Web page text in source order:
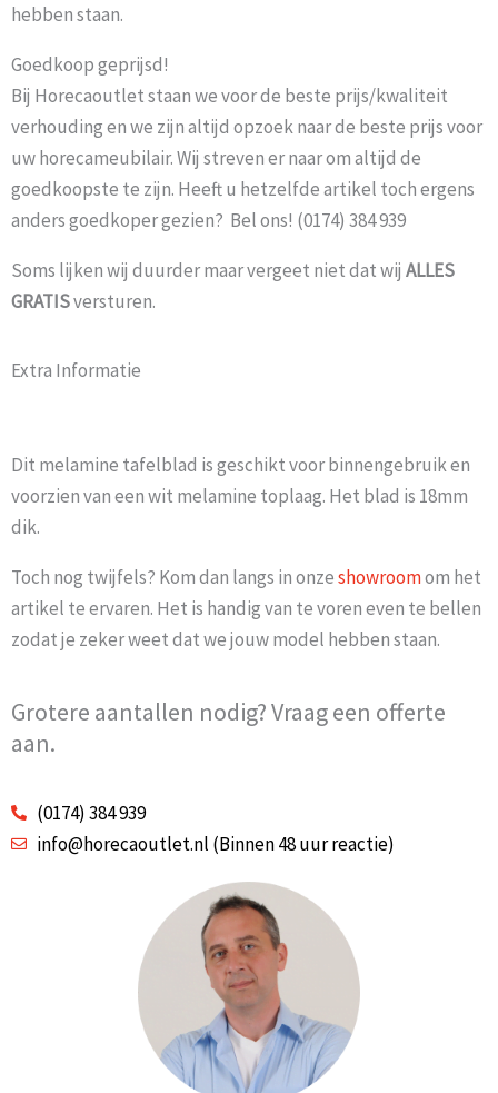
hebben staan.
Goedkoop geprijsd!
Bij Horecaoutlet staan we voor de beste prijs/kwaliteit
verhouding en we zijn altijd opzoek naar de beste prijs voor
uw horecameubilair. Wij streven er naar om altijd de
goedkoopste te zijn. Heeft u hetzelfde artikel toch ergens
anders goedkoper gezien? Bel ons! (0174) 384 939
Soms lijken wij duurder maar vergeet niet dat wij ALLES
GRATISversturen.
Extra Informatie
Dit melamine tafelblad is geschikt voor binnengebruik en
voorzien van een wit melamine toplaag. Het blad is 18mm
dik.
Toch nog twijfels? Kom dan langs in onzeshowroomom het
artikel te ervaren. Het is handig van te voren even te bellen
zodat je zeker weet dat we jouw model hebben staan.
Grotere aantallen nodig? Vraag een offerte
aan.
(0174) 384 939
info@horecaoutlet.nl (Binnen 48 uur reactie)